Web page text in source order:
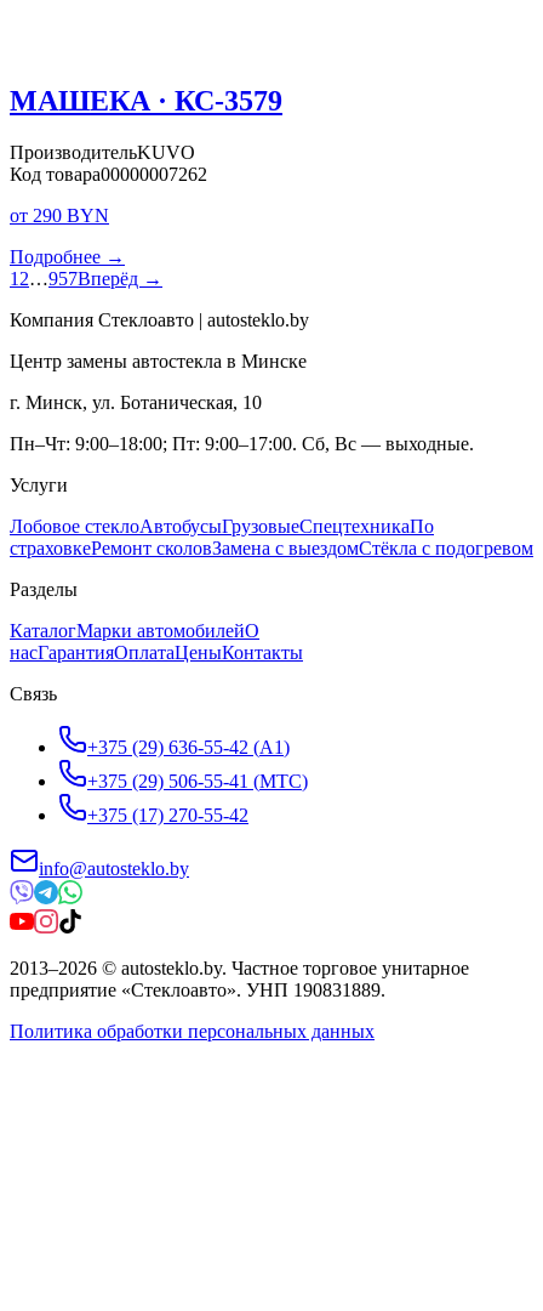
МАШЕКА · КС-3579
ПроизводительKUVO
Код товара00000007262
от 290 BYN
Подробнее →
1 2…957Вперёд →
Компания Стеклоавто | autosteklo.by
Центр замены автостекла в Минске
г. Минск, ул. Ботаническая, 10
Пн–Чт: 9:00–18:00; Пт: 9:00–17:00. Сб, Вс — выходные.
Услуги
Лобовое стеклоАвтобусыГрузовыеСпецтехникаПо
страховкеРемонт сколовЗамена с выездомСтёкла с подогревом
Разделы
КаталогМарки автомобилейО
насГарантияОплатаЦеныКонтакты
Связь
+375 (29) 636-55-42 (A1)
+375 (29) 506-55-41 (МТС)
+375 (17) 270-55-42
info@autosteklo.by
2013–2026 © autosteklo.by. Частное торговое унитарное
предприятие «Стеклоавто». УНП 190831889.
Политика обработки персональных данных